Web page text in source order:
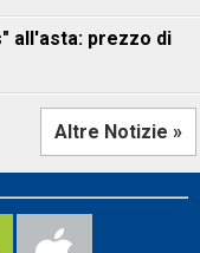
all'asta: prezzo di
Altre Notizie »